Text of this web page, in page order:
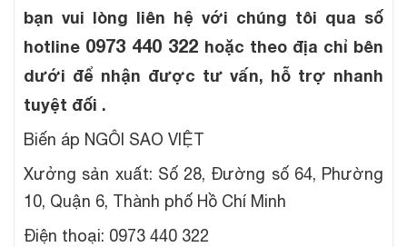
bạn vui lòng liên hệ với chúng tôi qua số
hotline 0973 440 322 hoặc theo địa chỉ bên
dưới để nhận được tư vấn, hỗ trợ nhanh
tuyệt đối .
Biến áp NGÔI SAO VIỆT
Xưởng sản xuất: Số 28, Đường số 64, Phường
10, Quận 6, Thành phố Hồ Chí Minh
Điện thoại: 0973 440 322